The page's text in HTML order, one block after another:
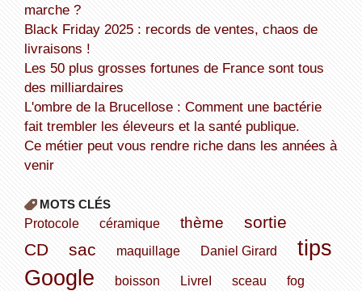
marche ?
Black Friday 2025 : records de ventes, chaos de
livraisons !
Les 50 plus grosses fortunes de France sont tous
des milliardaires
L'ombre de la Brucellose : Comment une bactérie
fait trembler les éleveurs et la santé publique.
Ce métier peut vous rendre riche dans les années à
venir
MOTS CLÉS
Protocole céramique thème
sortie
CD
sac maquillage Daniel Girard
tips
Google
boisson LivreI sceau
fog